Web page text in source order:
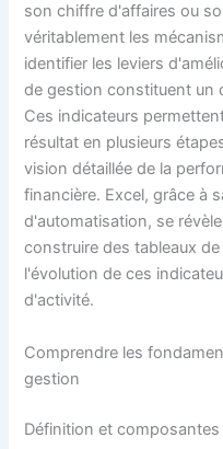
son chiffre d'affaires ou
véritablement les
identifier les leviers
de gestion constituent un
Ces indicateurs
résultat en plusieurs
vision détaillée de la
financière. Excel, grâce à
d'automatisation, se
construire des tableaux
l'évolution de ces
d'activité.
Comprendre les
gestion
Définition et composantes